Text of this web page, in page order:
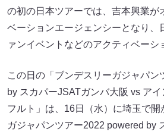
の初の日本ツアーでは、吉本興業が
ベーションエージェンシーとなり、
ァンイベントなどのアクティベーシ
この日の「ブンデスリーガジャパン
by スカパーJSATガンバ大阪 vs ア
フルト」は、16日（水）に埼玉で
ガジャパンツアー2022 powered by